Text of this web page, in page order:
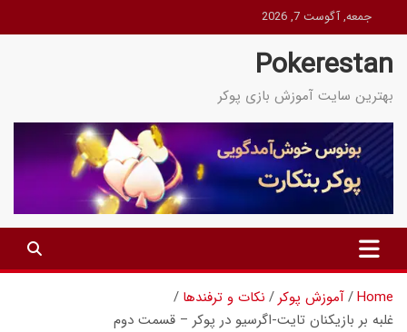
to
content
جمعه, آگوست 7, 2026
Pokerestan
بهترین سایت آموزش بازی پوکر
Home آموزش پوکر
نکات و ترفندها
غلبه بر بازیکنان تایت-اگرسیو در پوکر – قسمت دوم